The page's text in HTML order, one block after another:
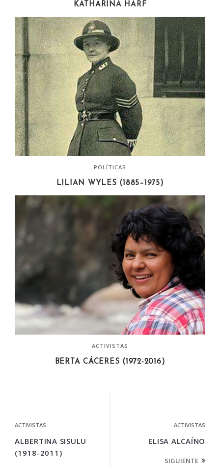
KATHARINA HARF
POLÍTICAS
LILIAN WYLES (1885–1975)
ACTIVISTAS
BERTA CÁCERES (1972-2016)
ACTIVISTAS
ALBERTINA SISULU
(1918-2011)
ACTIVISTAS
ELISA ALCAÍNO
SIGUIENTE